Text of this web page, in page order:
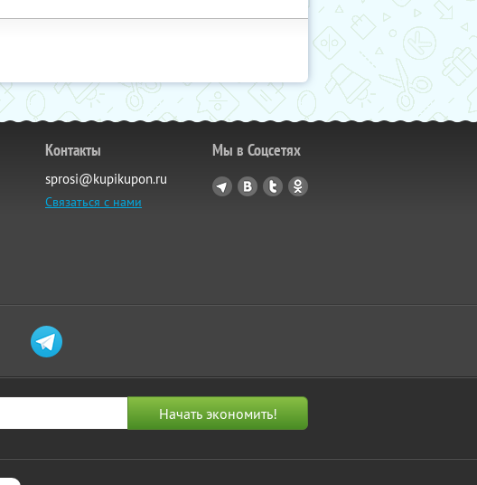
Контакты
sprosi@kupikupon.ru
Связаться с нами
Мы в Соцсетях